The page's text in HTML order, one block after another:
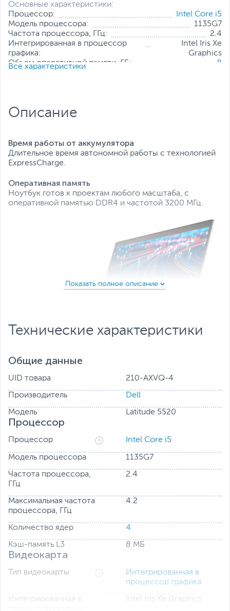
Основные характеристики:
Процессор:
Intel Core i5
Модель процессора:
1135G7
Частота процессора, ГГц:
2.4
Интегрированная в процессор
графика:
Intel Iris Xe
Graphics
Объем оперативной памяти, ГБ:
8
Диагональ экрана, дюйм:
Все характеристики
Все характеристики
Описание
Время работы от аккумулятора
Длительное время автономной работы с технологией
ExpressCharge.
Оперативная память
Ноутбук готов к проектам любого масштаба, с
оперативной памятью DDR4 и частотой 3200 МГц.
Масштабирование в соответствии с вашими
потребностями
Ничто не мешает вам работать с максимальной
хранилищу, возможность увеличения памяти DDR4 до
64 ГБ и поддержка двух твердотельных накопителей
Технические характеристики
Общие данные
UID товара 210-AXVQ-4
Производитель Dell
Модель Latitude 5520
Процессор
Процессор Intel Core i5
Модель процессора 1135G7
Частота процессора,
ГГц
2.4
Максимальная частота
процессора, ГГц
4.2
Количество ядер 4
Кэш-память L3 8 МБ
Видеокарта
Тип видеокарты
Интегрированная в
процессор графика
Интегрированная в
Intel Iris Xe Graphics